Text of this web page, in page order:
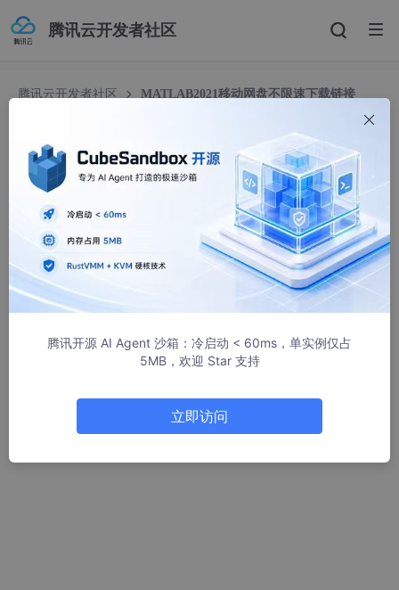
腾讯云开发者社区
腾讯云开发者社区 MATLAB2021移动网盘不限速下载链接
MATLAB2021移动网盘不限速下载链接
手机控
3800人浏览 · 2022-11-10 22:00:48
链接:https://caiyun.139.com/m/i?015CHx3g82dG2
提取码:aCjF
复制内容打开移动云盘PC客户端，操作更方便哦
腾讯开源 AI Agent 沙箱：冷启动 < 60ms，单实例仅占
5MB，欢迎 Star 支持
立即访问